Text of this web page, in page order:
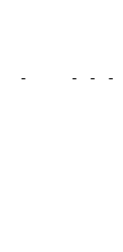
- - - -